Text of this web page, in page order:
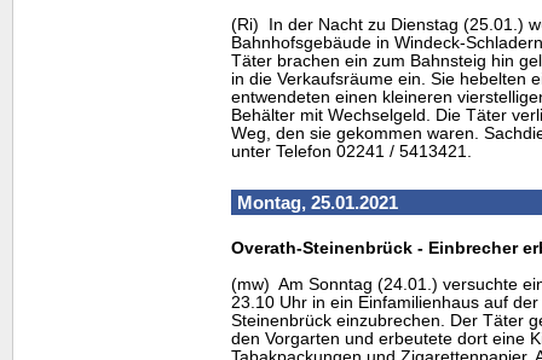
(Ri) In der Nacht zu Dienstag (25.01.)
Bahnhofsgebäude in Windeck-
Täter brachen ein zum Bahnsteig hin
in die Verkaufsräume ein. Sie hebelten
entwendeten einen kleineren
Behälter mit Wechselgeld. Die Täter
Weg, den sie gekommen waren.
unter Telefon 02241 / 5413421.
Montag, 25.01.2021
Overath-Steinenbrück - Einbrecher
(mw) Am Sonntag (24.01.) versuchte
23.10 Uhr in ein Einfamilienhaus auf
Steinenbrück einzubrechen. Der Täter
den Vorgarten und erbeutete dort eine